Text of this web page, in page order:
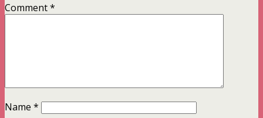
Comment*
Name *